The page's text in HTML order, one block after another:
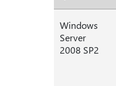
Windows
Server
2008 SP2